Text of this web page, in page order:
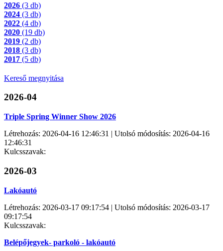
2026 (3 db)
2024 (3 db)
2022 (4 db)
2020 (19 db)
2019 (2 db)
2018 (3 db)
2017 (5 db)
Kereső megnyitása
2026-04
Triple Spring Winner Show 2026
Létrehozás: 2026-04-16 12:46:31 | Utolsó módosítás: 2026-04-16
12:46:31
Kulcsszavak:
2026-03
Lakóautó
Létrehozás: 2026-03-17 09:17:54 | Utolsó módosítás: 2026-03-17
09:17:54
Kulcsszavak:
Belépőjegyek- parkoló - lakóautó